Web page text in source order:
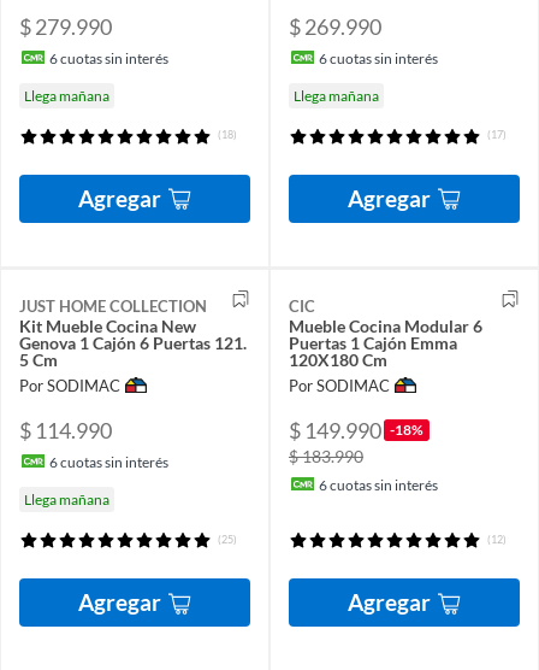
$ 279.990
6cuotas sin interés
Llega mañana
(18)
Agregar
$ 269.990
6cuotas sin interés
Llega mañana
(17)
Agregar
JUST HOME COLLECTION
Kit Mueble Cocina New
Genova 1 Cajón 6 Puertas 121.
5 Cm
Por SODIMAC
$ 114.990
6cuotas sin interés
Llega mañana
(25)
Agregar
CIC
Mueble Cocina Modular 6
Puertas 1 Cajón Emma
120X180 Cm
Por SODIMAC
$ 149.990 -18%
$ 183.990
6cuotas sin interés
(12)
Agregar